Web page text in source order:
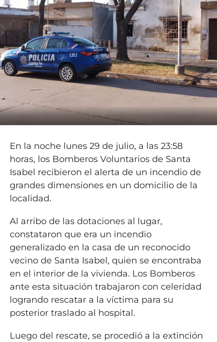
En la noche lunes 29 de julio, a las 23:58
horas, los Bomberos Voluntarios de Santa
Isabel recibieron el alerta de un incendio de
grandes dimensiones en un domicilio de la
localidad.
Al arribo de las dotaciones al lugar,
constataron que era un incendio
generalizado en la casa de un reconocido
vecino de Santa Isabel, quien se encontraba
en el interior de la vivienda. Los Bomberos
ante esta situación trabajaron con celeridad
logrando rescatar a la víctima para su
posterior traslado al hospital.
Luego del rescate, se procedió a la extinción